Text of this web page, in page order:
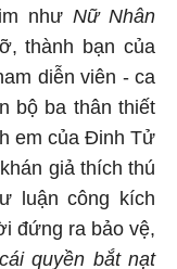
như Nữ Nhân
thành bạn của
diễn viên - ca
bộ ba thân thiết
em của Đinh Tử
giả thích thú
luận công kích
đứng ra bảo vệ,
quyền bắt nạt